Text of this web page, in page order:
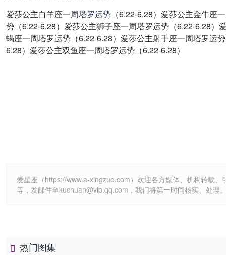
爱莎公主白羊座一周塔罗运势 （6.22-6.28）爱莎公主金牛座
势（6.22-6.28）爱莎公主狮子座一周塔罗运势（6.22-6.28
蝎座一周塔罗运势（6.22-6.28）爱莎公主射手座一周塔罗运
6.28）爱莎公主双鱼座一周塔罗运势（6.22-6.28）
爱星座（https://www.a-xingzuo.com）欢迎各方媒体、机构转载
等，发邮件至kuchuan@vip.qq.com，我们将第一时间核实、处理
热门图集